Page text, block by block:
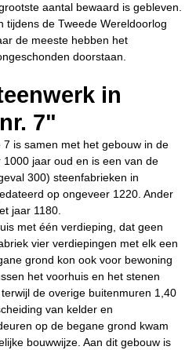
aantal bewaard is gebleven.
tijdens de Tweede Wereldoorlog
de meeste hebben het
doorstaan.
in
7"
is samen met het gebouw in de
jaar oud en is een van de
300) steenfabrieken in
op ongeveer 1220. Ander
jaar 1180.
met één verdieping, dat geen
vier verdiepingen met elk een
grond kon ook voor bewoning
het voorhuis en het stenen
de overige buitenmuren 1,40
van kelder en
op de begane grond kwam
bouwwijze. Aan dit gebouw is